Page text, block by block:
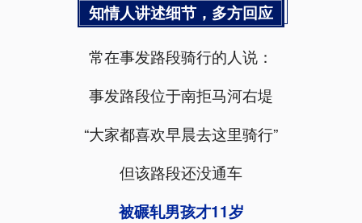
知情人讲述细节，多方回应
常在事发路段骑行的人说：
事发路段位于南拒马河右堤
“大家都喜欢早晨去这里骑行”
但该路段还没通车
被碾轧男孩才11岁